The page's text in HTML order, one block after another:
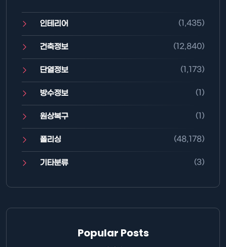
인테리어 (1,435)
건축정보 (12,840)
단열정보 (1,173)
방수정보 (1)
원상복구 (1)
폴리싱 (48,178)
기타분류 (3)
Popular Posts